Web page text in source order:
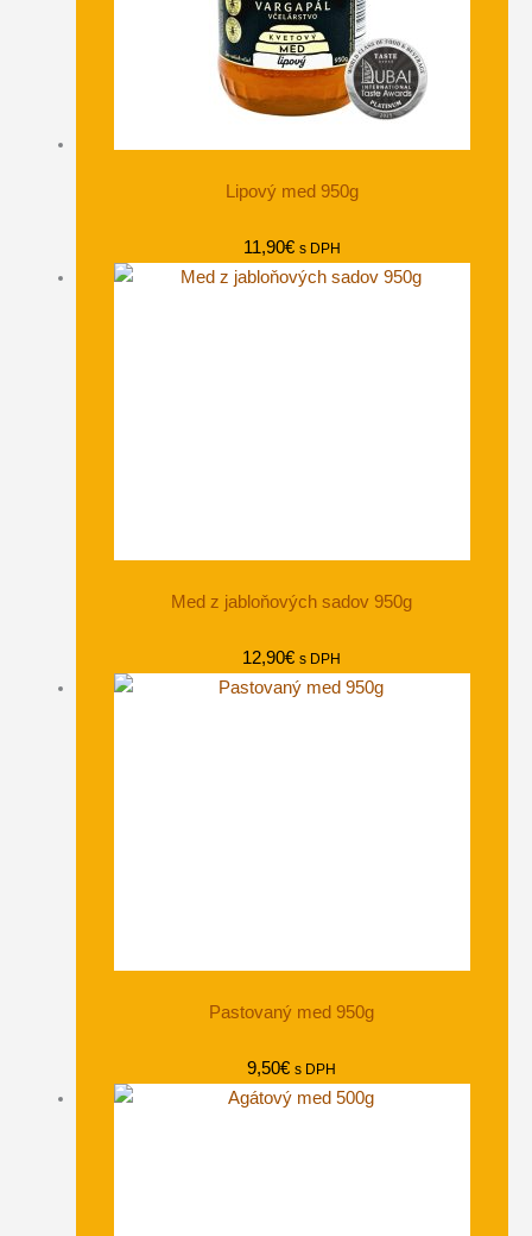
Lipový med 950g
11,90€ s DPH
Med z jabloňových sadov 950g
12,90€ s DPH
Pastovaný med 950g
9,50€ s DPH